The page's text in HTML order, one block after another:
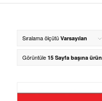
Sıralama ölçütü Varsayılan
Görüntüle 15 Sayfa başına ürün